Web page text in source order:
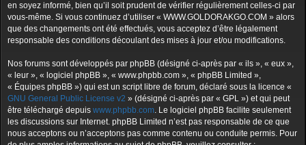
r
en soyez informé, bien qu’il soit prudent de vérifier régulièrement celles-ci par
vous-même. Si vous continuez d’utiliser « WWW.GOLDORAKGO.COM » alors
que des changements ont été effectués, vous acceptez d’être légalement
responsable des conditions découlant des mises à jour et/ou modifications.
Nos forums sont développés par phpBB (désigné ci-après par « ils », « eux »,
« leur », « logiciel phpBB », « www.phpbb.com », « phpBB Limited »,
« Équipes phpBB ») qui est un script libre de forum, déclaré sous la licence «
GNU General Public License v2 » (désigné ci-après par « GPL ») et qui peut
être téléchargé depuis www.phpbb.com. Le logiciel phpBB facilite seulement
les discussions sur Internet. phpBB Limited n’est pas responsable de ce que
nous acceptons ou n’acceptons pas comme contenu ou conduite permis. Pour